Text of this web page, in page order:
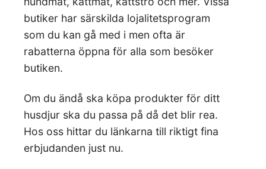
butiker har särskilda lojalitetsprogram
som du kan gå med i men ofta är
rabatterna öppna för alla som besöker
butiken.
Om du ändå ska köpa produkter för ditt
husdjur ska du passa på då det blir rea.
Hos oss hittar du länkarna till riktigt fina
erbjudanden just nu.